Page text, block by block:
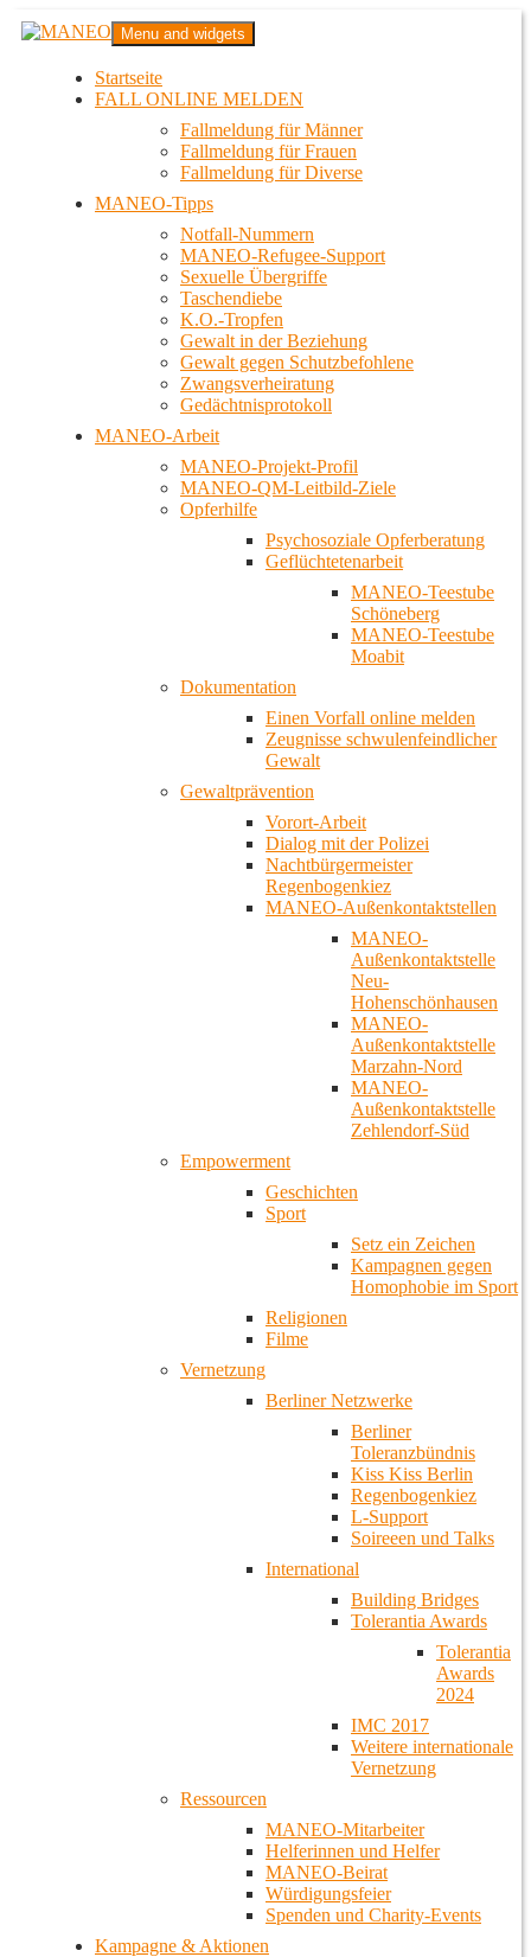
Zum
InhaltMANEO
Das schwule Anti-Gewalt-Projekt in Berlin
Menu and widgets
Startseite
FALL ONLINE MELDEN
Fallmeldung für Männer
Fallmeldung für Frauen
Fallmeldung für Diverse
MANEO-Tipps
Notfall-Nummern
MANEO-Refugee-Support
Sexuelle Übergriffe
Taschendiebe
K.O.-Tropfen
Gewalt in der Beziehung
Gewalt gegen Schutzbefohlene
Zwangsverheiratung
Gedächtnisprotokoll
MANEO-Arbeit
MANEO-Projekt-Profil
MANEO-QM-Leitbild-Ziele
Opferhilfe
Psychosoziale Opferberatung
Geflüchtetenarbeit
MANEO-Teestube
Schöneberg
MANEO-Teestube
Moabit
Dokumentation
Einen Vorfall online melden
Zeugnisse schwulenfeindlicher
Gewalt
Gewaltprävention
Vorort-Arbeit
Dialog mit der Polizei
Nachtbürgermeister
Regenbogenkiez
MANEO-Außenkontaktstellen
MANEO-
Außenkontaktstelle
Neu-
Hohenschönhausen
MANEO-
Außenkontaktstelle
Marzahn-Nord
MANEO-
Außenkontaktstelle
Zehlendorf-Süd
Empowerment
Geschichten
Sport
Setz ein Zeichen
Kampagnen gegen
Homophobie im Sport
Religionen
Filme
Vernetzung
Berliner Netzwerke
Berliner
Toleranzbündnis
Kiss Kiss Berlin
Regenbogenkiez
L-Support
Soireeen und Talks
International
Building Bridges
Tolerantia Awards
Tolerantia
Awards
2024
IMC 2017
Weitere internationale
Vernetzung
Ressourcen
MANEO-Mitarbeiter
Helferinnen und Helfer
MANEO-Beirat
Würdigungsfeier
Spenden und Charity-Events
Kampagne & Aktionen